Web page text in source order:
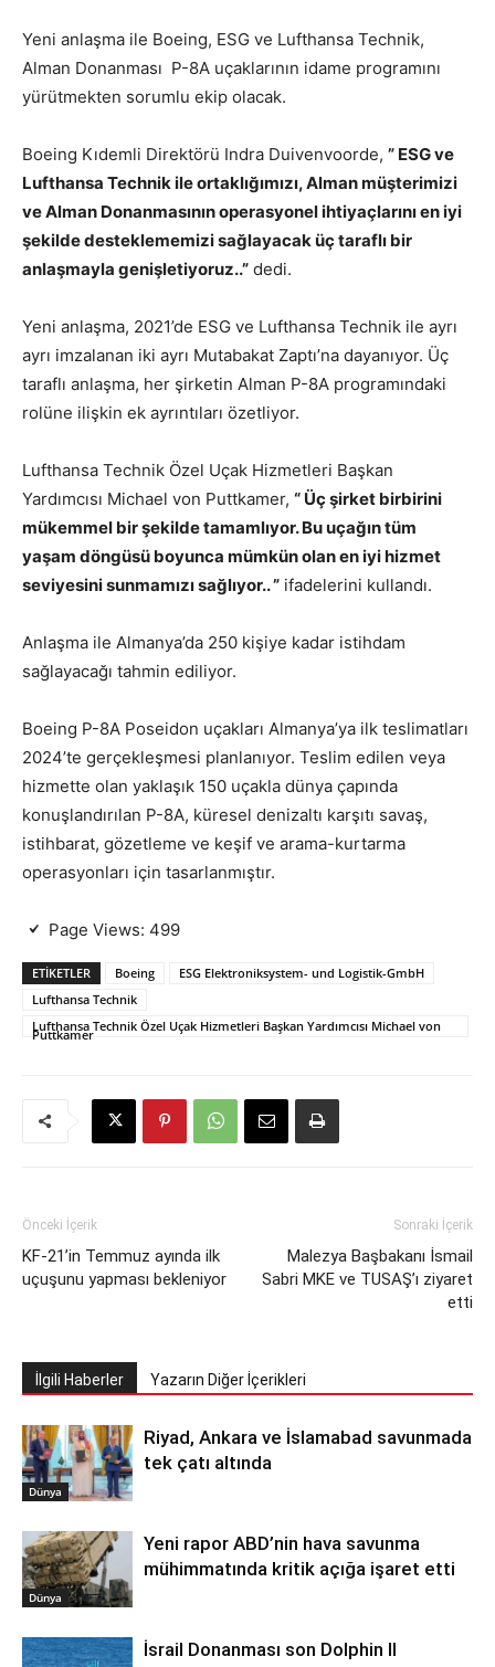
Yeni anlaşma ile Boeing, ESG ve Lufthansa Technik,
Alman Donanması P-8A uçaklarının idame programını
yürütmekten sorumlu ekip olacak.
Boeing Kıdemli Direktörü Indra Duivenvoorde, ” ESG ve
Lufthansa Technik ile ortaklığımızı, Alman müşterimizi
ve Alman Donanmasının operasyonel ihtiyaçlarını en iyi
şekilde desteklememizi sağlayacak üç taraflı bir
anlaşmayla genişletiyoruz..” dedi.
Yeni anlaşma, 2021’de ESG ve Lufthansa Technik ile ayrı
ayrı imzalanan iki ayrı Mutabakat Zaptı’na dayanıyor. Üç
taraflı anlaşma, her şirketin Alman P-8A programındaki
rolüne ilişkin ek ayrıntıları özetliyor.
Lufthansa Technik Özel Uçak Hizmetleri Başkan
Yardımcısı Michael von Puttkamer, “ Üç şirket birbirini
mükemmel bir şekilde tamamlıyor. Bu uçağın tüm
yaşam döngüsü boyunca mümkün olan en iyi hizmet
seviyesini sunmamızı sağlıyor.. ” ifadelerini kullandı.
Anlaşma ile Almanya’da 250 kişiye kadar istihdam
sağlayacağı tahmin ediliyor.
Boeing P-8A Poseidon uçakları Almanya’ya ilk teslimatları
2024’te gerçekleşmesi planlanıyor. Teslim edilen veya
hizmette olan yaklaşık 150 uçakla dünya çapında
konuşlandırılan P-8A, küresel denizaltı karşıtı savaş,
istihbarat, gözetleme ve keşif ve arama-kurtarma
operasyonları için tasarlanmıştır.
Page Views: 499
ETIKETLER Boeing
ESG Elektroniksystem- und Logistik-GmbH
Lufthansa Technik
Lufthansa Technik Özel Uçak Hizmetleri Başkan Yardımcısı Michael von
Puttkamer
Önceki İçerik
KF-21’in Temmuz ayında ilk
uçuşunu yapması bekleniyor
Sonraki İçerik
Malezya Başbakanı İsmail
Sabri MKE ve TUSAŞ’ı ziyaret
etti
İlgili Haberler Yazarın Diğer İçerikleri
Dünya
Riyad, Ankara ve İslamabad savunmada
tek çatı altında
Dünya
Yeni rapor ABD’nin hava savunma
mühimmatında kritik açığa işaret etti
İsrail Donanması son Dolphin II